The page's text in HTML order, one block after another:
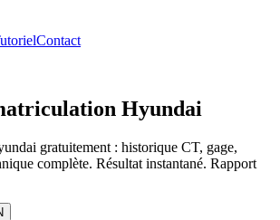
Contact
Hyundai
gratuitement : historique CT, gage,
complète. Résultat instantané. Rapport